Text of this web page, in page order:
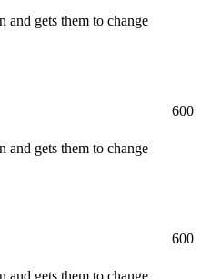
and gets them to change
and gets them to change
600
and gets them to change
600